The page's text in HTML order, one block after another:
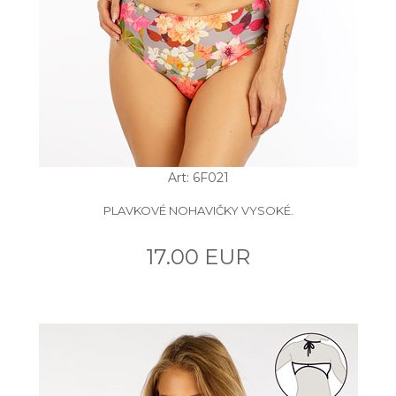
Art: 6F021
PLAVKOVÉ NOHAVIČKY VYSOKÉ.
17.00 EUR